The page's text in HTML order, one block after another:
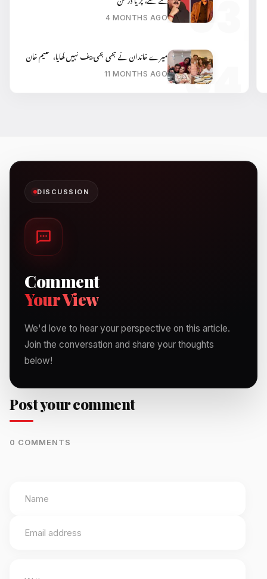
4 MONTHS AGO
میرے خاندان نے کبھی بھی بیف نہیں کھایا، سلیم خان
11 MONTHS AGO
DISCUSSION
Comment
Your View
We'd love to hear your perspective on this article.
Join the conversation and share your thoughts
below!
Post your comment
0 COMMENTS